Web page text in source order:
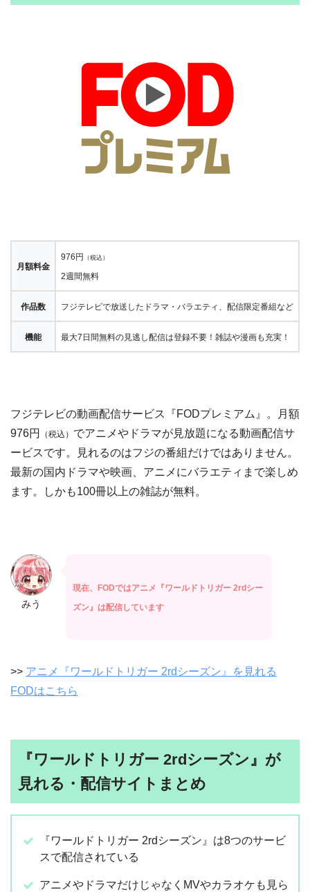
月額料金
976円 （税込）
2週間無料
作品数 フジテレビで放送したドラマ・バラエティ、配信限定番組など
機能 最大7日間無料の見逃し配信は登録不要！雑誌や漫画も充実！
フジテレビの動画配信サービス『FODプレミアム』。月額
976円
（税込） でアニメやドラマが見放題になる動画配信サ
ービスです。見れるのはフジの番組だけではありません。
最新の国内ドラマや映画、アニメにバラエティまで楽しめ
ます。しかも100冊以上の雑誌が無料。
みう
現在、FODではアニメ『ワールドトリガー 2rdシー
ズン』は配信しています
>> アニメ『ワールドトリガー 2rdシーズン』を見れる
FODはこちら
『ワールドトリガー 2rdシーズン』が
見れる・配信サイトまとめ
『ワールドトリガー 2rdシーズン』は8つのサービ
スで配信されている
アニメやドラマだけじゃなくMVやカラオケも見ら